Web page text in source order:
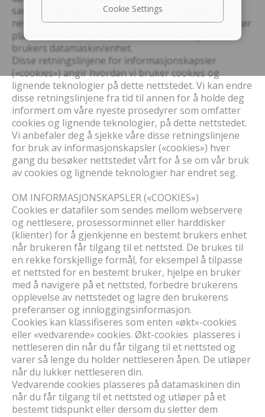
samsvar med de nyere gjeldende lovkravene for
nettsteder om å få eksplisitt samtykke fra brukere før
plasserer eller leser filer slik som cookies på en
brukers datamaskin/enhet.
Disse retningslinjene for informasjonskapsler
(«cookies») angir hvordan vi bruker cookies og
lignende teknologier på dette nettstedet. Vi kan endre
disse retningslinjene fra tid til annen for å holde deg
informert om våre nyeste prosedyrer som omfatter
cookies og lignende teknologier, på dette nettstedet.
Vi anbefaler deg å sjekke våre disse retningslinjene
for bruk av informasjonskapsler («cookies») hver
gang du besøker nettstedet vårt for å se om vår bruk
av cookies og lignende teknologier har endret seg.
OM INFORMASJONSKAPSLER («COOKIES»)
Cookies er datafiler som sendes mellom webservere
og nettlesere, prosessorminnet eller harddisker
(klienter) for å gjenkjenne en bestemt brukers enhet
når brukeren får tilgang til et nettsted. De brukes til
en rekke forskjellige formål, for eksempel å tilpasse
et nettsted for en bestemt bruker, hjelpe en bruker
med å navigere på et nettsted, forbedre brukerens
opplevelse av nettstedet og lagre den brukerens
preferanser og innloggingsinformasjon.
Cookies kan klassifiseres som enten «økt»-cookies
eller «vedvarende» cookies. Økt-cookies plasseres i
nettleseren din når du får tilgang til et nettsted og
varer så lenge du holder nettleseren åpen. De utløper
når du lukker nettleseren din.
Vedvarende cookies plasseres på datamaskinen din
når du får tilgang til et nettsted og utløper på et
bestemt tidspunkt eller dersom du sletter dem
Cookie Settings